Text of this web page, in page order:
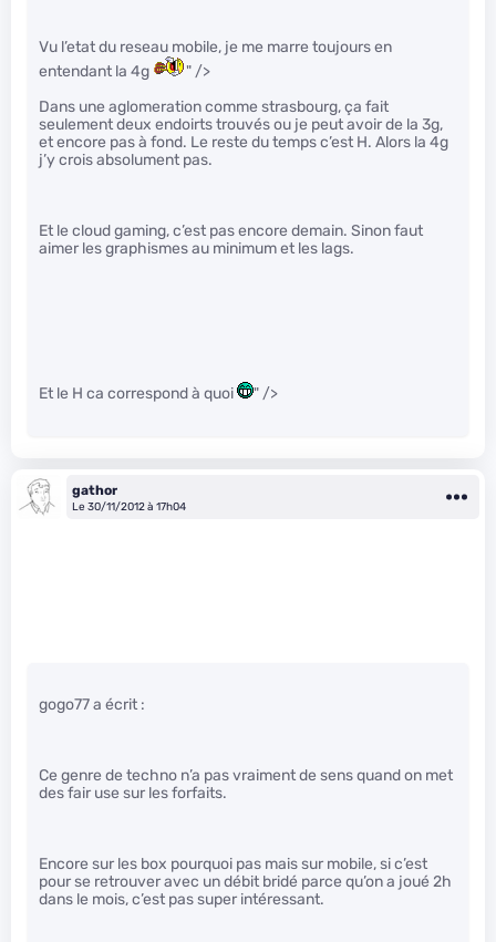
Vu l’etat du reseau mobile, je me marre toujours en
entendant la 4g
" />
Dans une aglomeration comme strasbourg, ça fait
seulement deux endoirts trouvés ou je peut avoir de la 3g,
et encore pas à fond. Le reste du temps c’est H. Alors la 4g
j’y crois absolument pas.
Et le cloud gaming, c’est pas encore demain. Sinon faut
aimer les graphismes au minimum et les lags.
Et le H ca correspond à quoi " />
gathor
Le 30/11/2012 à 17h04
gogo77 a écrit :
Ce genre de techno n’a pas vraiment de sens quand on met
des fair use sur les forfaits.
Encore sur les box pourquoi pas mais sur mobile, si c’est
pour se retrouver avec un débit bridé parce qu’on a joué 2h
dans le mois, c’est pas super intéressant.